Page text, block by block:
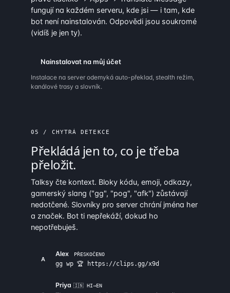
fungují na každém serveru, kde jsi — i tam, kde
bot není nainstalován. Odpovědi jsou soukromé
(vidíš je jen ty).
Nainstalovat na můj účet
Instalace na server odemyká auto-překlad, stealth režim,
kanálové trasy a slovník.
05 / CHYTRÁ DETEKCE
Překládá jen to, co je třeba
přeložit.
Talksy čte kontext. Bloky kódu, emoji, odkazy,
gamerský slang ("gg", "pog", "afk") zůstávají
nedotčené. Slovníky pro server chrání jména her
a značek. Bot ti nepřekáží, dokud ho
nepotřebuješ.
A
Alex PŘESKOČENO
gg wp 🏆 https://clips.gg/x9d
Priya 🇮🇳 HI→EN